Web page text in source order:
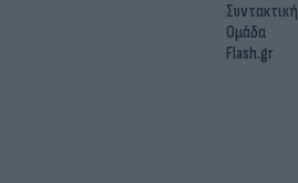
Συντακτική
Ομάδα
Flash.gr